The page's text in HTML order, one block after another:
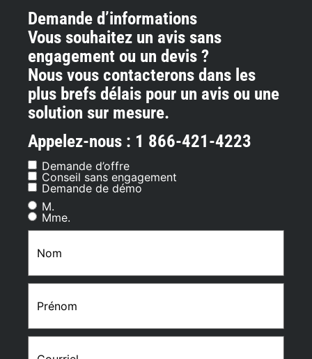
Demande d’informations
Vous souhaitez un avis sans
engagement ou un devis ?
Nous vous contacterons dans les
plus brefs délais pour un avis ou une
solution sur mesure.
Appelez-nous : 1 866-421-4223
Demande
d'informations
Demande d’offre
Conseil sans engagement
Demande de démo
Sexe
M.
Mme.
Nom(Nécessaire)
Prénom(Nécessaire)
Courriel(Nécessaire)